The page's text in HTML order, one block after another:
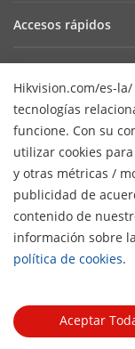
Hikvision.com/es-
tecnologías
funcione. Con su
utilizar cookies
y otras métricas /
publicidad de
contenido de
información sobre
política de cookies.
Aceptar
Enfoque en la
Contáctanos
Preguntas
Encuentra un
Portal de Partners
Hikvision
Centro de
SDKs de Integración
SDK de integración
Mapa de recursos
Accesos rápidos
Dónde Comprar
Productos
Hikvision eLearning
Lista de Eventos
Mapa del Sitio
© 2026 Hangzhou
los derechos
Políticas de cookies